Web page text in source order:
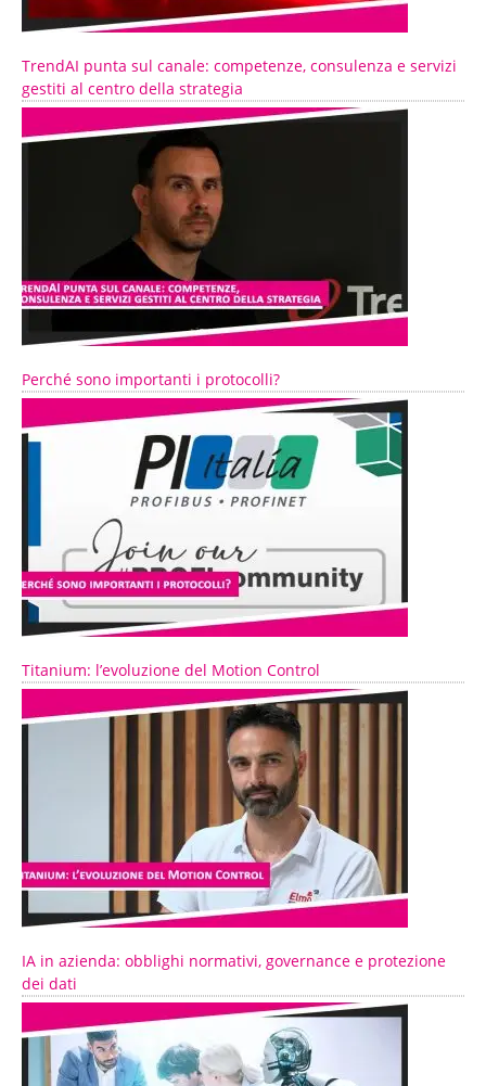
TrendAI punta sul canale: competenze, consulenza e servizi
gestiti al centro della strategia
Perché sono importanti i protocolli?
Titanium: l’evoluzione del Motion Control
IA in azienda: obblighi normativi, governance e protezione
dei dati